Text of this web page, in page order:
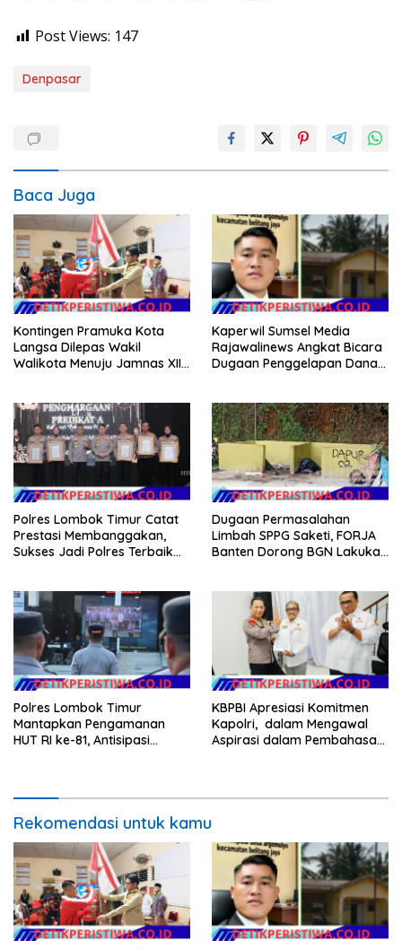
Post Views: 147
Denpasar
Baca Juga
Kontingen Pramuka Kota
Langsa Dilepas Wakil
Walikota Menuju Jamnas XII
Kaperwil Sumsel Media
Rajawalinews Angkat Bicara
Dugaan Penggelapan Dana
Hilang 3 Bulan Bawa
Anggaran Pembangunan
Polres Lombok Timur Catat
Prestasi Membanggakan,
Sukses Jadi Polres Terbaik
Dugaan Permasalahan
Limbah SPPG Saketi, FORJA
Banten Dorong BGN Lakukan
Polres Lombok Timur
Mantapkan Pengamanan
HUT RI ke-81, Antisipasi
KBPBI Apresiasi Komitmen
Kapolri, dalam Mengawal
Aspirasi dalam Pembahasan
Rekomendasi untuk kamu